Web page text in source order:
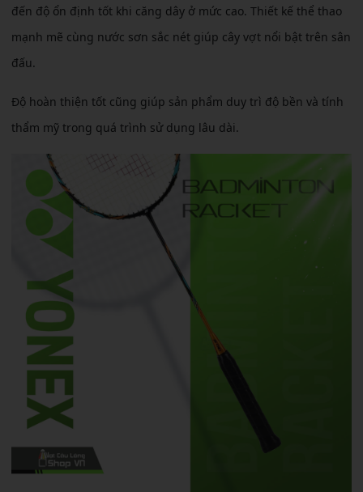
đến độ ổn định tốt khi căng dây ở mức cao. Thiết kế thể thao
mạnh mẽ cùng nước sơn sắc nét giúp cây vợt nổi bật trên sân
đấu.
Độ hoàn thiện tốt cũng giúp sản phẩm duy trì độ bền và tính
thẩm mỹ trong quá trình sử dụng lâu dài.